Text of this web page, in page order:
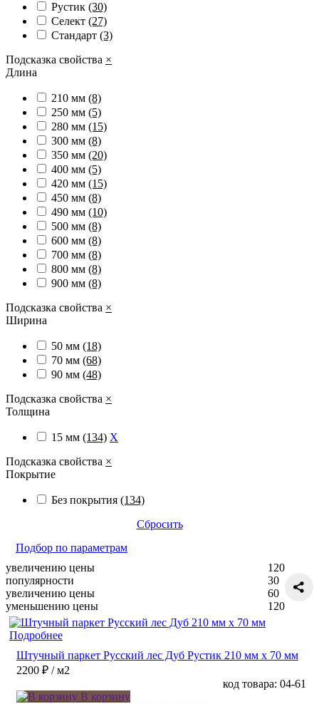
Рустик (30)
Селект (27)
Стандарт (3)
Подсказка свойства ×
Длина
210 мм (8)
250 мм (5)
280 мм (15)
300 мм (8)
350 мм (20)
400 мм (5)
420 мм (15)
450 мм (8)
490 мм (10)
500 мм (8)
600 мм (8)
700 мм (8)
800 мм (8)
900 мм (8)
Подсказка свойства ×
Ширина
50 мм (18)
70 мм (68)
90 мм (48)
Подсказка свойства ×
Толщина
15 мм (134) X
Подсказка свойства ×
Покрытие
Без покрытия (134)
Сбросить
Подбор по параметрам
увеличению цены
популярности
увеличению цены
уменьшению цены
120
30
60
120
Подробнее
Штучный паркет Русский лес Дуб Рустик 210 мм х 70 мм
2200 ₽ / м2
код товара: 04-61
В корзину